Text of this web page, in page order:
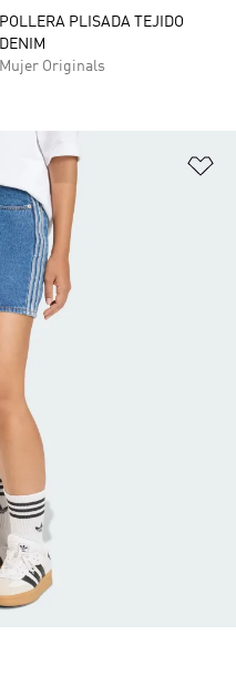
POLLERA PLISADA TEJIDO
DENIM
Mujer Originals